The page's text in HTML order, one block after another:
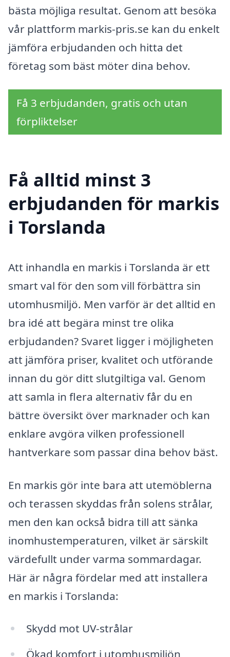
bästa möjliga resultat. Genom att besöka
vår plattform markis-pris.se kan du enkelt
jämföra erbjudanden och hitta det
företag som bäst möter dina behov.
Få 3 erbjudanden, gratis och utan
förpliktelser
Få alltid minst 3
erbjudanden för markis
i Torslanda
Att inhandla en markis i Torslanda är ett
smart val för den som vill förbättra sin
utomhusmiljö. Men varför är det alltid en
bra idé att begära minst tre olika
erbjudanden? Svaret ligger i möjligheten
att jämföra priser, kvalitet och utförande
innan du gör ditt slutgiltiga val. Genom
att samla in flera alternativ får du en
bättre översikt över marknader och kan
enklare avgöra vilken professionell
hantverkare som passar dina behov bäst.
En markis gör inte bara att utemöblerna
och terassen skyddas från solens strålar,
men den kan också bidra till att sänka
inomhustemperaturen, vilket är särskilt
värdefullt under varma sommardagar.
Här är några fördelar med att installera
en markis i Torslanda:
Skydd mot UV-strålar
Ökad komfort i utomhusmiljön